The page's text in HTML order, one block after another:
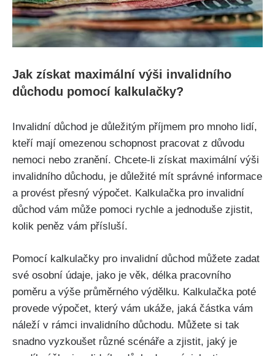
Jak získat maximální výši invalidního
důchodu pomocí kalkulačky?
Invalidní důchod je důležitým příjmem pro mnoho lidí,
kteří mají omezenou schopnost pracovat z důvodu
nemoci nebo zranění. Chcete-li získat maximální výši
invalidního důchodu, je důležité mít správné informace
a provést přesný výpočet. Kalkulačka pro invalidní
důchod vám může pomoci rychle a jednoduše zjistit,
kolik peněz vám přísluší.
Pomocí kalkulačky pro invalidní důchod můžete zadat
své osobní údaje, jako je věk, délka pracovního
poměru a výše průměrného výdělku. Kalkulačka poté
provede výpočet, který vám ukáže, jaká částka vám
náleží v rámci invalidního důchodu. Můžete si tak
snadno vyzkoušet různé scénáře a zjistit, jaký je